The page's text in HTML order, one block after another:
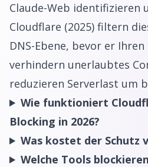
Claude-Web identifizieren
Cloudflare (2025) filtern
DNS-Ebene, bevor er
verhindern unerlaubtes
reduzieren Serverlast um
Wie funktioniert
Blocking in 2026?
Was kostet der Schutz
Welche Tools